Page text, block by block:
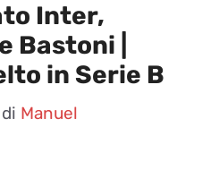
Inter,
Bastoni |
in Serie B
di Manuel